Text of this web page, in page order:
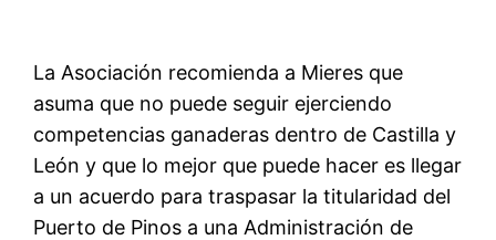
La Asociación recomienda a Mieres que
asuma que no puede seguir ejerciendo
competencias ganaderas dentro de Castilla y
León y que lo mejor que puede hacer es llegar
a un acuerdo para traspasar la titularidad del
Puerto de Pinos a una Administración de